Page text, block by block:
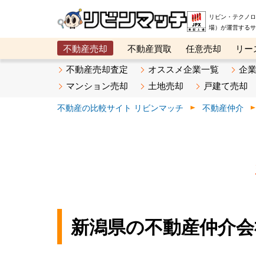
リビン・テクノ
場）が運営する
不動産売却 不動産買取 任意売却 リ
メタ住宅展示場
ベスト不動産カンパニー オ
不動産売却査定 オススメ企業一覧 企
マンション売却
土地売却 戸建て売却
不動産の比較サイト リビンマッチ 不動産仲介
新潟県の不動産仲介